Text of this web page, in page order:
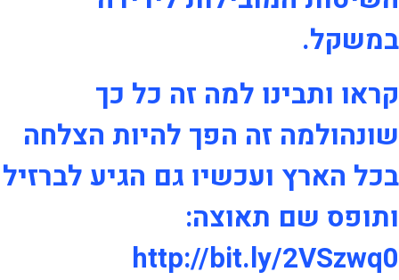
במשקל.
קראו ותבינו למה זה כל כך
שונהולמה זה הפך להיות הצלחה
בכל הארץ ועכשיו גם הגיע לברזיל
ותופס שם תאוצה:
http://bit.ly/2VSzwq0